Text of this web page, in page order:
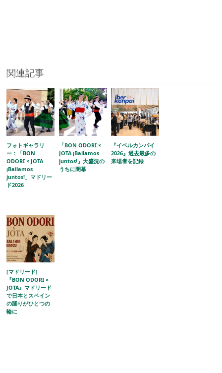
関連記事
フォトギャラリ
ー：「BON
ODORI × JOTA
¡Bailamos
juntos!」マドリー
ド2026
「BON ODORI ×
JOTA ¡Bailamos
juntos!」大盛況の
うちに閉幕
『イベルカンパイ
2026』過去最多の
来場者を記録
[マドリード]
『BON ODORI ×
JOTA』マドリード
で日本とスペイン
の踊りがひとつの
輪に